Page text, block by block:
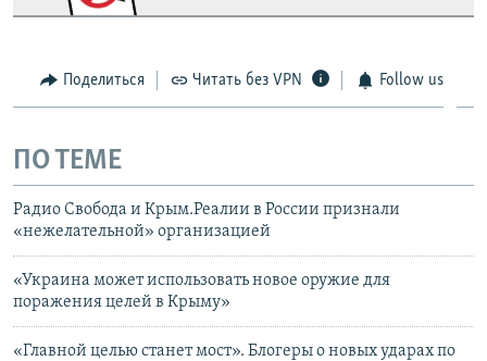
Поделиться Читать без VPN Follow us
ПО ТЕМЕ
Радио Свобода и Крым.Реалии в России признали
«нежелательной» организацией
«Украина может использовать новое оружие для
поражения целей в Крыму»
«Главной целью станет мост». Блогеры о новых ударах по